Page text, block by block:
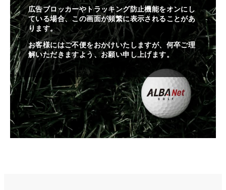
広告ブロッカーやトラッキング防止機能をオンにし
ている場合、この画面が頻繁に表示されることがあ
ります。
お客様にはご不便をおかけいたしますが、何卒ご理
解いただきますよう、お願い申し上げます。